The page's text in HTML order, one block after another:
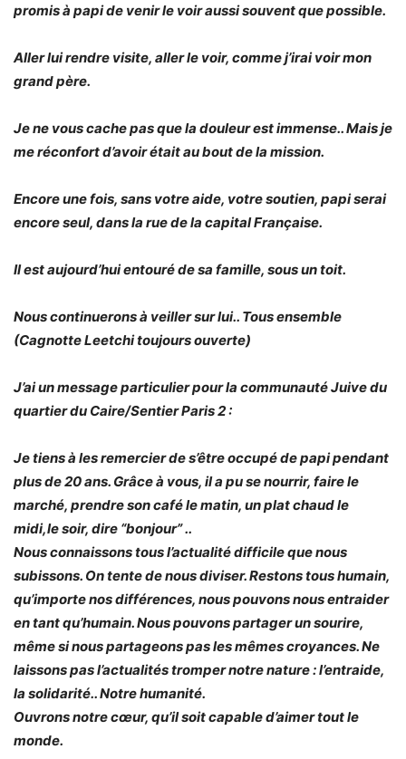
promis à papi de venir le voir aussi souvent que possible.
Aller lui rendre visite, aller le voir, comme j’irai voir mon
grand père.
Je ne vous cache pas que la douleur est immense.. Mais je
me réconfort d’avoir était au bout de la mission.
Encore une fois, sans votre aide, votre soutien, papi serai
encore seul, dans la rue de la capital Française.
Il est aujourd’hui entouré de sa famille, sous un toit.
Nous continuerons à veiller sur lui.. Tous ensemble
(Cagnotte Leetchi toujours ouverte)
J’ai un message particulier pour la communauté Juive du
quartier du Caire/Sentier Paris 2 :
Je tiens à les remercier de s’être occupé de papi pendant
plus de 20 ans. Grâce à vous, il a pu se nourrir, faire le
marché, prendre son café le matin, un plat chaud le
midi,le soir, dire “bonjour” ..
Nous connaissons tous l’actualité difficile que nous
subissons. On tente de nous diviser. Restons tous humain,
qu’importe nos différences, nous pouvons nous entraider
en tant qu’humain. Nous pouvons partager un sourire,
même si nous partageons pas les mêmes croyances. Ne
laissons pas l’actualités tromper notre nature : l’entraide,
la solidarité.. Notre humanité.
Ouvrons notre cœur, qu’il soit capable d’aimer tout le
monde.